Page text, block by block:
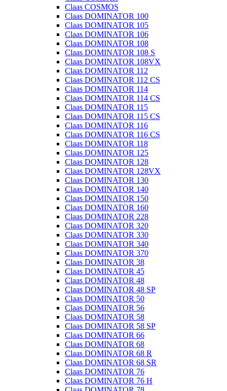
Claas COSMOS
Claas DOMINATOR 100
Claas DOMINATOR 105
Claas DOMINATOR 106
Claas DOMINATOR 108
Claas DOMINATOR 108 S
Claas DOMINATOR 108VX
Claas DOMINATOR 112
Claas DOMINATOR 112 CS
Claas DOMINATOR 114
Claas DOMINATOR 114 CS
Claas DOMINATOR 115
Claas DOMINATOR 115 CS
Claas DOMINATOR 116
Claas DOMINATOR 116 CS
Claas DOMINATOR 118
Claas DOMINATOR 125
Claas DOMINATOR 128
Claas DOMINATOR 128VX
Claas DOMINATOR 130
Claas DOMINATOR 140
Claas DOMINATOR 150
Claas DOMINATOR 160
Claas DOMINATOR 228
Claas DOMINATOR 320
Claas DOMINATOR 330
Claas DOMINATOR 340
Claas DOMINATOR 370
Claas DOMINATOR 38
Claas DOMINATOR 45
Claas DOMINATOR 48
Claas DOMINATOR 48 SP
Claas DOMINATOR 50
Claas DOMINATOR 56
Claas DOMINATOR 58
Claas DOMINATOR 58 SP
Claas DOMINATOR 66
Claas DOMINATOR 68
Claas DOMINATOR 68 R
Claas DOMINATOR 68 SR
Claas DOMINATOR 76
Claas DOMINATOR 76 H